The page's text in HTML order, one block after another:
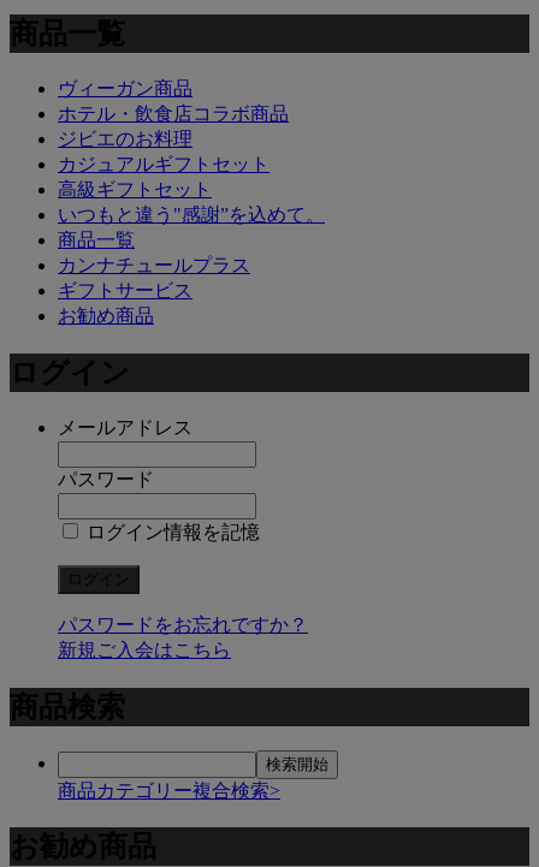
商品一覧
ヴィーガン商品
ホテル・飲食店コラボ商品
ジビエのお料理
カジュアルギフトセット
高級ギフトセット
いつもと違う"感謝”を込めて。
商品一覧
カンナチュールプラス
ギフトサービス
お勧め商品
ログイン
メールアドレス
パスワード
ログイン情報を記憶
パスワードをお忘れですか？
新規ご入会はこちら
商品検索
商品カテゴリー複合検索>
お勧め商品